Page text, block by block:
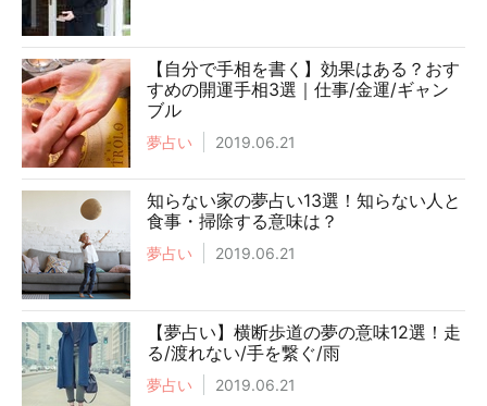
【自分で手相を書く】効果はある？おす
すめの開運手相3選｜仕事/金運/ギャン
ブル
夢占い 2019.06.21
知らない家の夢占い13選！知らない人と
食事・掃除する意味は？
夢占い 2019.06.21
【夢占い】横断歩道の夢の意味12選！走
る/渡れない/手を繋ぐ/雨
夢占い 2019.06.21